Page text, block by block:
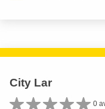
City Lar
0